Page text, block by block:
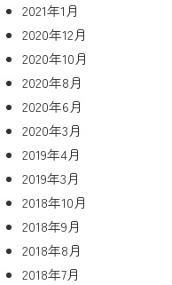
2021年1月
2020年12月
2020年10月
2020年8月
2020年6月
2020年3月
2019年4月
2019年3月
2018年10月
2018年9月
2018年8月
2018年7月